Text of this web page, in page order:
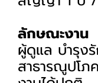
ลักษณะงาน
ผู้ดูแล บำรุง
สาธารณูปโภ